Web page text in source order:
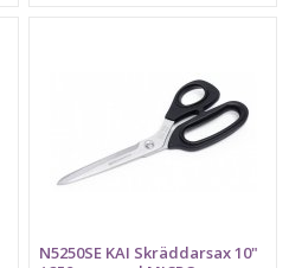
N5250SE KAI Skräddarsax 10"